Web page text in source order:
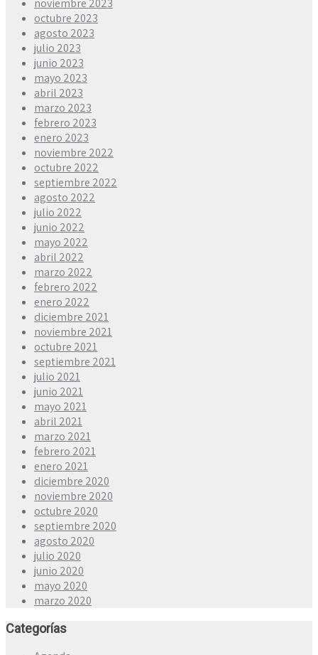
octubre 2023
agosto 2023
julio 2023
junio 2023
mayo 2023
abril 2023
marzo 2023
febrero 2023
enero 2023
noviembre 2022
octubre 2022
septiembre 2022
agosto 2022
julio 2022
junio 2022
mayo 2022
abril 2022
marzo 2022
febrero 2022
enero 2022
diciembre 2021
noviembre 2021
octubre 2021
septiembre 2021
julio 2021
junio 2021
mayo 2021
abril 2021
marzo 2021
febrero 2021
enero 2021
diciembre 2020
noviembre 2020
octubre 2020
septiembre 2020
agosto 2020
julio 2020
junio 2020
mayo 2020
marzo 2020
Categorías